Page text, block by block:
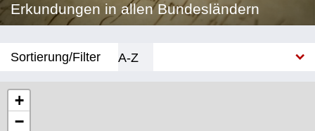
Erkundungen in allen Bundesländern
Sortierung/Filter
A-Z
+
−